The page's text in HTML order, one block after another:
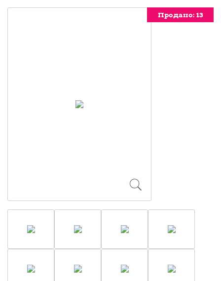
Продано: 13
Продано: 13
Продано: 13
Продано: 13
Продано: 13
Продано: 13
Продано: 13
Продано: 13
Продано: 13